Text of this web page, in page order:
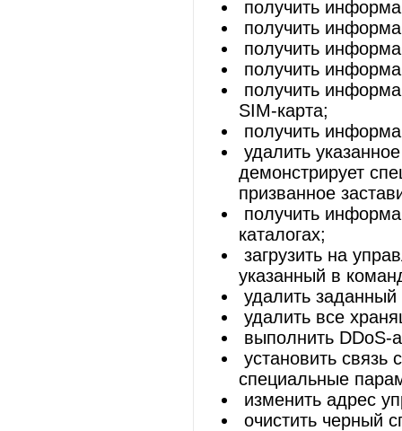
получить
получить
получить
получить
получить
SIM-карта;
получить
удалить
демонстрирует
призванное
получить
каталогах;
загрузить на
указанный в
удалить
удалить все
выполнить DDoS-
установить
специальные
изменить адрес
очистить черный